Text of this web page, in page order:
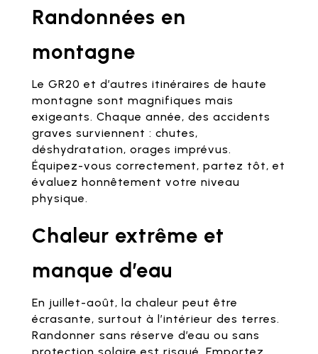
Randonnées en
montagne
Le GR20 et d’autres itinéraires de haute
montagne sont magnifiques mais
exigeants. Chaque année, des accidents
graves surviennent : chutes,
déshydratation, orages imprévus.
Équipez-vous correctement, partez tôt, et
évaluez honnêtement votre niveau
physique.
Chaleur extrême et
manque d’eau
En juillet-août, la chaleur peut être
écrasante, surtout à l’intérieur des terres.
Randonner sans réserve d’eau ou sans